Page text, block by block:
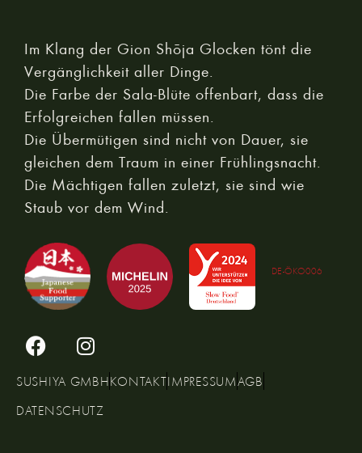
Im Klang der Gion Shōja Glocken tönt die
Vergänglichkeit aller Dinge.
Die Farbe der Sala-Blüte offenbart, dass die
Erfolgreichen fallen müssen.
Die Übermütigen sind nicht von Dauer, sie
gleichen dem Traum in einer Frühlingsnacht.
Die Mächtigen fallen zuletzt, sie sind wie
Staub vor dem Wind.
DE-ÖKO006
SUSHIYA GMBHKONTAKTIMPRESSUMAGB
DATENSCHUTZ